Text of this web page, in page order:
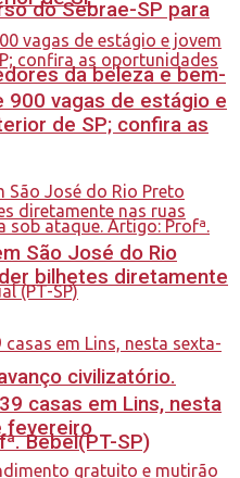
do Sebrae-SP para
da beleza e bem-
civilizatório.
Bebel(PT-SP)
900 vagas de estágio e
de SP; confira as
São José do Rio
bilhetes diretamente
casas em Lins, nesta
fevereiro